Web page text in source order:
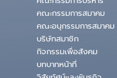
คณะกรรมการสมาคม
คณะอนุกรรมการสมาคม
บริษัทสมาชิก
กิจกรรมเพื่อสังคม
บทบาทหน้าที่